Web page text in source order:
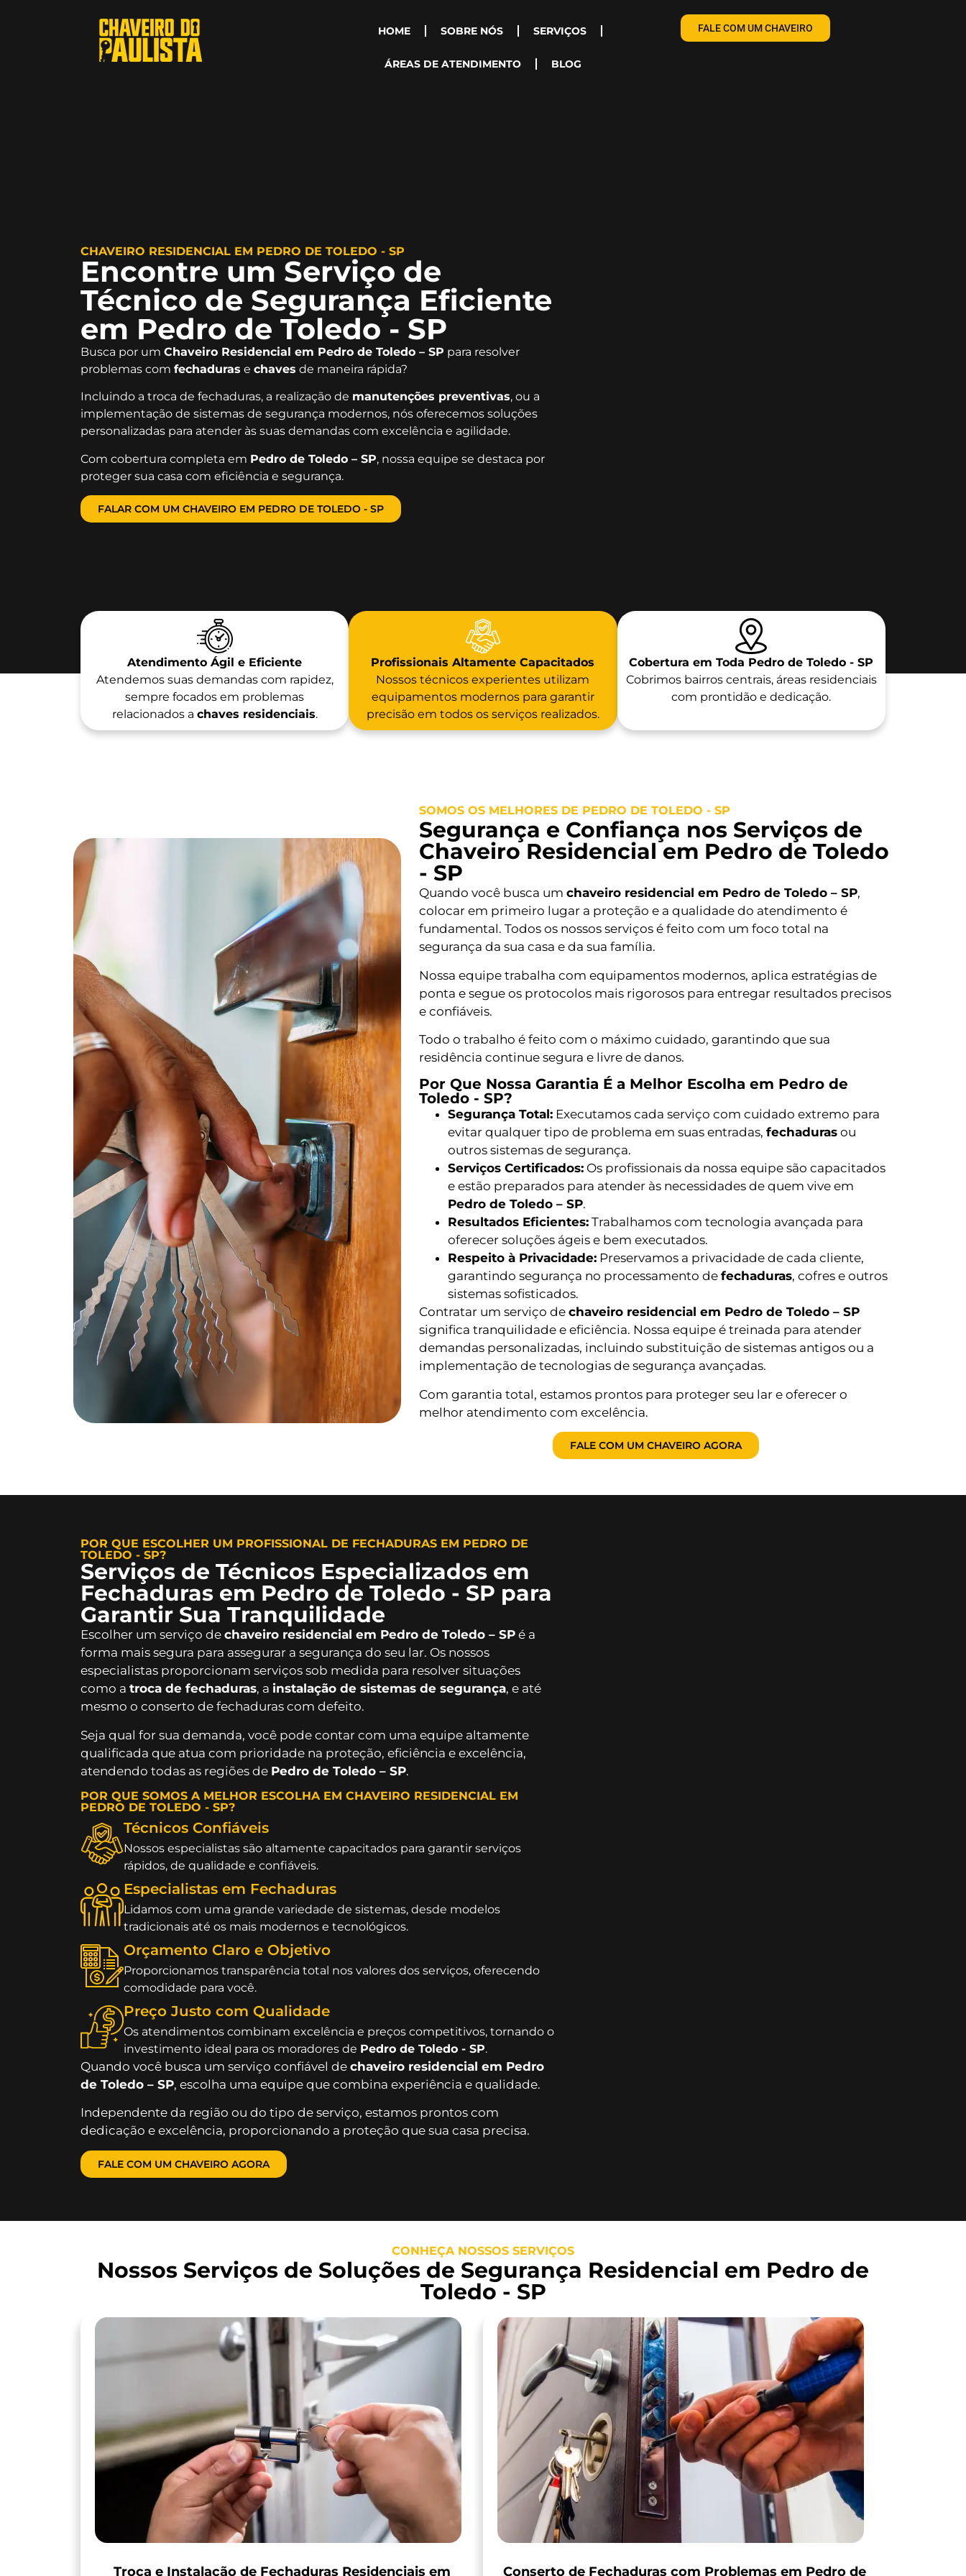
HOME SOBRE NÓS SERVIÇOS
ÁREAS DE ATENDIMENTO BLOG
FALE COM UM CHAVEIRO
CHAVEIRO RESIDENCIAL EM PEDRO DE TOLEDO - SP
Encontre um Serviço de
Técnico de Segurança Eficiente
em Pedro de Toledo - SP
Busca por um Chaveiro Residencial em Pedro de Toledo – SP para resolver
problemas com fechaduras e chaves de maneira rápida?
Incluindo a troca de fechaduras, a realização de manutenções preventivas, ou a
implementação de sistemas de segurança modernos, nós oferecemos soluções
personalizadas para atender às suas demandas com excelência e agilidade.
Com cobertura completa em Pedro de Toledo – SP, nossa equipe se destaca por
proteger sua casa com eficiência e segurança.
FALAR COM UM CHAVEIRO EM PEDRO DE TOLEDO - SP
Atendimento Ágil e Eficiente
Atendemos suas demandas com rapidez,
sempre focados em problemas
relacionados a chaves residenciais.
Profissionais Altamente Capacitados
Nossos técnicos experientes utilizam
equipamentos modernos para garantir
precisão em todos os serviços realizados.
Cobertura em Toda Pedro de Toledo - SP
Cobrimos bairros centrais, áreas residenciais
com prontidão e dedicação.
SOMOS OS MELHORES DE PEDRO DE TOLEDO - SP
Segurança e Confiança nos Serviços de
Chaveiro Residencial em Pedro de Toledo
- SP
Quando você busca um chaveiro residencial em Pedro de Toledo – SP,
colocar em primeiro lugar a proteção e a qualidade do atendimento é
fundamental. Todos os nossos serviços é feito com um foco total na
segurança da sua casa e da sua família.
Nossa equipe trabalha com equipamentos modernos, aplica estratégias de
ponta e segue os protocolos mais rigorosos para entregar resultados precisos
e confiáveis.
Todo o trabalho é feito com o máximo cuidado, garantindo que sua
residência continue segura e livre de danos.
Por Que Nossa Garantia É a Melhor Escolha em Pedro de
Toledo - SP?
Segurança Total: Executamos cada serviço com cuidado extremo para
evitar qualquer tipo de problema em suas entradas, fechaduras ou
outros sistemas de segurança.
Serviços Certificados: Os profissionais da nossa equipe são capacitados
e estão preparados para atender às necessidades de quem vive em
Pedro de Toledo – SP.
Resultados Eficientes: Trabalhamos com tecnologia avançada para
oferecer soluções ágeis e bem executados.
Respeito à Privacidade: Preservamos a privacidade de cada cliente,
garantindo segurança no processamento de fechaduras, cofres e outros
sistemas sofisticados.
Contratar um serviço de chaveiro residencial em Pedro de Toledo – SP
significa tranquilidade e eficiência. Nossa equipe é treinada para atender
demandas personalizadas, incluindo substituição de sistemas antigos ou a
implementação de tecnologias de segurança avançadas.
Com garantia total, estamos prontos para proteger seu lar e oferecer o
melhor atendimento com excelência.
FALE COM UM CHAVEIRO AGORA
POR QUE ESCOLHER UM PROFISSIONAL DE FECHADURAS EM PEDRO DE
TOLEDO - SP?
Serviços de Técnicos Especializados em
Fechaduras em Pedro de Toledo - SP para
Garantir Sua Tranquilidade
Escolher um serviço de chaveiro residencial em Pedro de Toledo – SP é a
forma mais segura para assegurar a segurança do seu lar. Os nossos
especialistas proporcionam serviços sob medida para resolver situações
como a troca de fechaduras, a instalação de sistemas de segurança, e até
mesmo o conserto de fechaduras com defeito.
Seja qual for sua demanda, você pode contar com uma equipe altamente
qualificada que atua com prioridade na proteção, eficiência e excelência,
atendendo todas as regiões de Pedro de Toledo – SP.
POR QUE SOMOS A MELHOR ESCOLHA EM CHAVEIRO RESIDENCIAL EM
PEDRO DE TOLEDO - SP?
Técnicos Confiáveis
Nossos especialistas são altamente capacitados para garantir serviços
rápidos, de qualidade e confiáveis.
Especialistas em Fechaduras
Lidamos com uma grande variedade de sistemas, desde modelos
tradicionais até os mais modernos e tecnológicos.
Orçamento Claro e Objetivo
Proporcionamos transparência total nos valores dos serviços, oferecendo
comodidade para você.
Preço Justo com Qualidade
Os atendimentos combinam excelência e preços competitivos, tornando o
investimento ideal para os moradores de Pedro de Toledo - SP.
Quando você busca um serviço confiável de chaveiro residencial em Pedro
de Toledo – SP, escolha uma equipe que combina experiência e qualidade.
Independente da região ou do tipo de serviço, estamos prontos com
dedicação e excelência, proporcionando a proteção que sua casa precisa.
FALE COM UM CHAVEIRO AGORA
CONHEÇA NOSSOS SERVIÇOS
Nossos Serviços de Soluções de Segurança Residencial em Pedro de
Toledo - SP
Troca e Instalação de Fechaduras Residenciais em Conserto de Fechaduras com Problemas em Pedro de